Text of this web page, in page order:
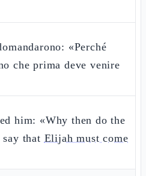
«Perché
che prima deve venire
him: «Why then do the
say that Elijah must come